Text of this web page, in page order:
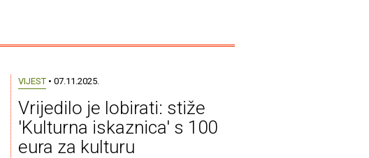
VIJEST• 07.11.2025.
Vrijedilo je lobirati: stiže
'Kulturna iskaznica' s 100
eura za kulturu